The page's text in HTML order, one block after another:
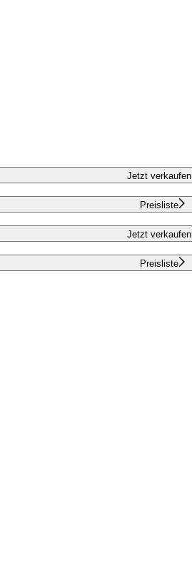
Jetzt verkaufen
Preisliste
Jetzt verkaufen
Preisliste